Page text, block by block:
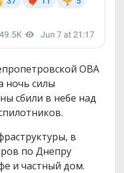
ОВА
ночь силы
сбили в небе над
в
по Днепру
и частный дом.